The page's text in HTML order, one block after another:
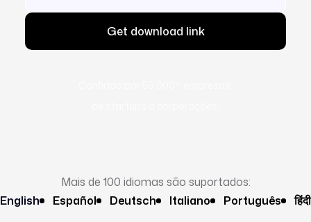
Mais de 100 idiomas são suportados:
English
Español Deutsch Italiano Português हिंदी